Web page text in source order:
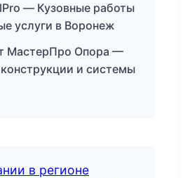
— Кузовные работы
услуги в Воронеж
МастерПро Опора —
и системы
в регионе